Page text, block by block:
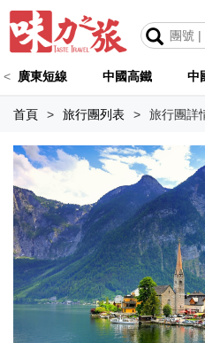
< 廣東短線 中國高鐵 中
首頁 > 旅行團列表 > 旅行團詳